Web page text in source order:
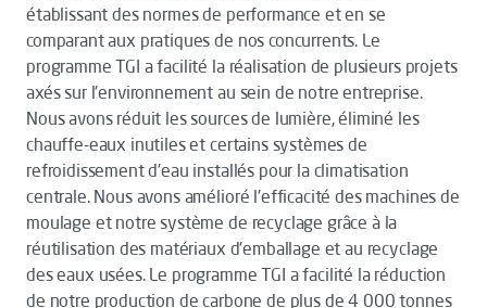
établissant des normes de performance et en se
comparant aux pratiques de nos concurrents. Le
programme TGI a facilité la réalisation de plusieurs projets
axés sur l'environnement au sein de notre entreprise.
Nous avons réduit les sources de lumière, éliminé les
chauffe-eaux inutiles et certains systèmes de
refroidissement d'eau installés pour la climatisation
centrale. Nous avons amélioré l'efficacité des machines de
moulage et notre système de recyclage grâce à la
réutilisation des matériaux d'emballage et au recyclage
des eaux usées. Le programme TGI a facilité la réduction
de notre production de carbone de plus de 4 000 tonnes